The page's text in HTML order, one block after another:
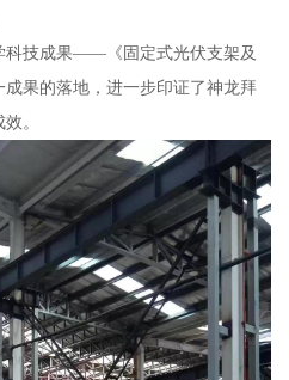
科技成果——《固定式光伏支架及
果的落地，进一步印证了神龙拜
。